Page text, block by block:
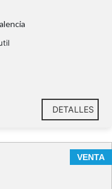
DETALLES
VENTA